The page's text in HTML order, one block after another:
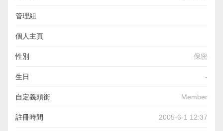
管理組
個人主頁
http://home.pchome.com.tw/astrology/6973458/aaaaa.html
性別 保密
生日 -
自定義頭銜 Member
註冊時間 2005-6-1 12:37